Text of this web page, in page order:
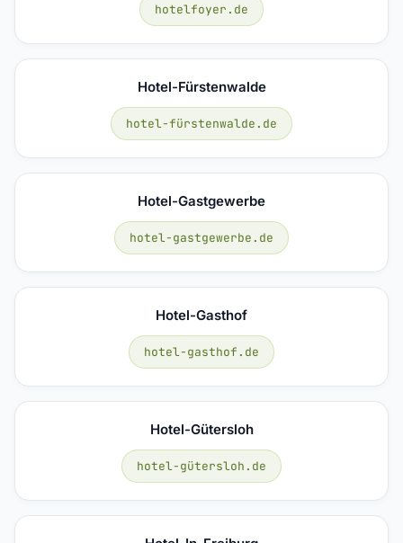
hotelfoyer.de
Hotel-Fürstenwalde
hotel-fürstenwalde.de
Hotel-Gastgewerbe
hotel-gastgewerbe.de
Hotel-Gasthof
hotel-gasthof.de
Hotel-Gütersloh
hotel-gütersloh.de